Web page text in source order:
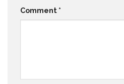
Comment *